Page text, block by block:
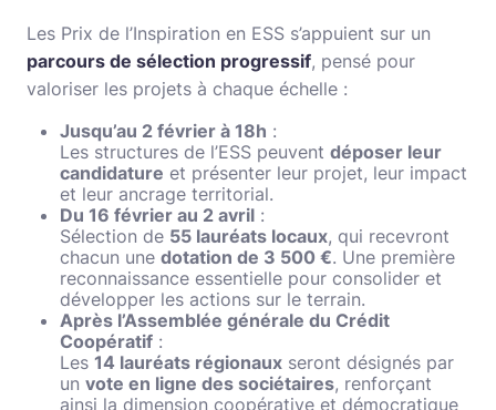
Les Prix de l’Inspiration en ESS s’appuient sur un
parcours de sélection progressif, pensé pour
valoriser les projets à chaque échelle :
Jusqu’au 2 février à 18h :
Les structures de l’ESS peuvent déposer leur
candidature et présenter leur projet, leur impact
et leur ancrage territorial.
Du 16 février au 2 avril :
Sélection de 55 lauréats locaux, qui recevront
chacun une dotation de 3 500 €. Une première
reconnaissance essentielle pour consolider et
développer les actions sur le terrain.
Après l’Assemblée générale du Crédit
Coopératif :
Les 14 lauréats régionaux seront désignés par
un vote en ligne des sociétaires, renforçant
ainsi la dimension coopérative et démocratique